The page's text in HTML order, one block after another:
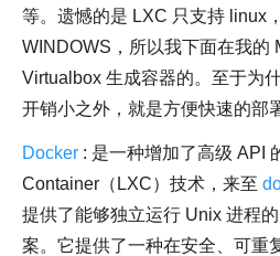
等。遗憾的是 LXC 只支持 linux
WINDOWS，所以我下面在我的
Virtualbox 生成容器的。至于为
开销小之外，就是方便快速的部
Docker : 是一种增加了高级 API
Container（LXC）技术，来至
提供了能够独立运行 Unix 进程
案。它提供了一种在安全、可重